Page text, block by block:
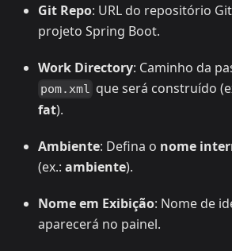
Git Repo: URL do repositório
projeto Spring Boot.
Work Directory: Caminho da
pom.xml que será construído
fat).
Ambiente: Defina o nome
(ex.: ambiente).
Nome em Exibição: Nome de
aparecerá no painel.